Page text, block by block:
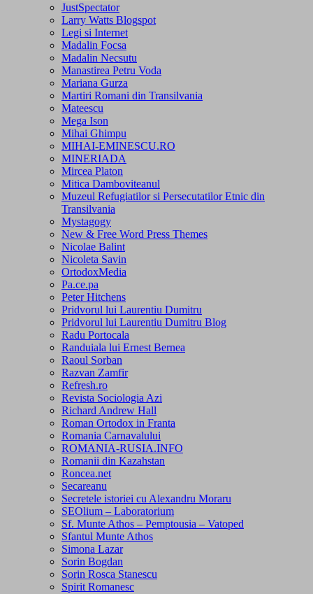
JustSpectator
Larry Watts Blogspot
Legi si Internet
Madalin Focsa
Madalin Necsutu
Manastirea Petru Voda
Mariana Gurza
Martiri Romani din Transilvania
Mateescu
Mega Ison
Mihai Ghimpu
MIHAI-EMINESCU.RO
MINERIADA
Mircea Platon
Mitica Damboviteanul
Muzeul Refugiatilor si Persecutatilor Etnic din
Transilvania
Mystagogy
New & Free Word Press Themes
Nicolae Balint
Nicoleta Savin
OrtodoxMedia
Pa.ce.pa
Peter Hitchens
Pridvorul lui Laurentiu Dumitru
Pridvorul lui Laurentiu Dumitru Blog
Radu Portocala
Randuiala lui Ernest Bernea
Raoul Sorban
Razvan Zamfir
Refresh.ro
Revista Sociologia Azi
Richard Andrew Hall
Roman Ortodox in Franta
Romania Carnavalului
ROMANIA-RUSIA.INFO
Romanii din Kazahstan
Roncea.net
Secareanu
Secretele istoriei cu Alexandru Moraru
SEOlium – Laboratorium
Sf. Munte Athos – Pemptousia – Vatoped
Sfantul Munte Athos
Simona Lazar
Sorin Bogdan
Sorin Rosca Stanescu
Spirit Romanesc